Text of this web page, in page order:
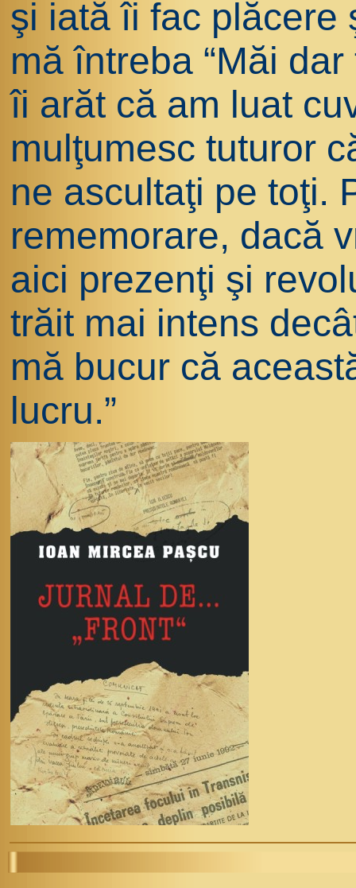
şi iată îi fac plăcere
mă întreba “Măi
îi arăt că am luat
mulţumesc tuturor
ne ascultaţi pe toţi.
rememorare, dacă
aici prezenţi şi
trăit mai intens
mă bucur că
lucru.”